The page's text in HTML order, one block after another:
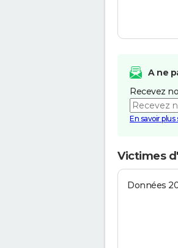
A ne
Recevez
En savoir
Victimes
Données